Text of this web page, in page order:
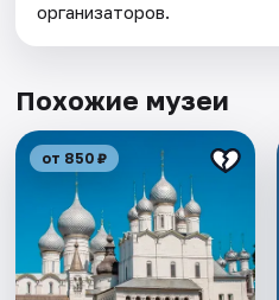
организаторов.
Похожие музеи
от 850 ₽